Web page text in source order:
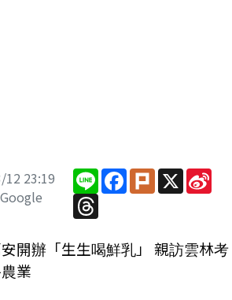
12 23:19
Line Facebook
PlurkX
Threads
開辦「生生喝鮮乳」 親訪雲林考
業